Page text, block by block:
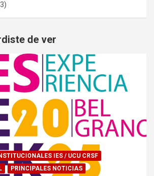
de ver
IES / UCU CRSF
PRINCIPALES NOTICIAS